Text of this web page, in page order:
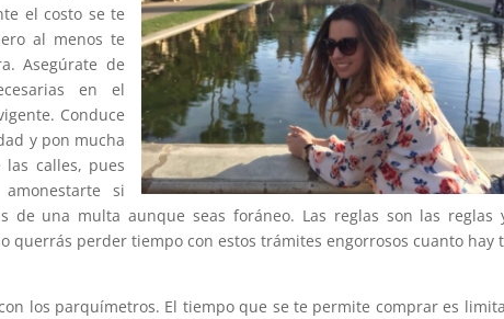
el costo se te
al menos te
Asegúrate de
en el
Conduce
y pon mucha
calles, pues
si
de una multa aunque seas foráneo. Las reglas son las reglas
querrás perder tiempo con estos trámites engorrosos cuanto hay
los parquímetros. El tiempo que se te permite comprar es